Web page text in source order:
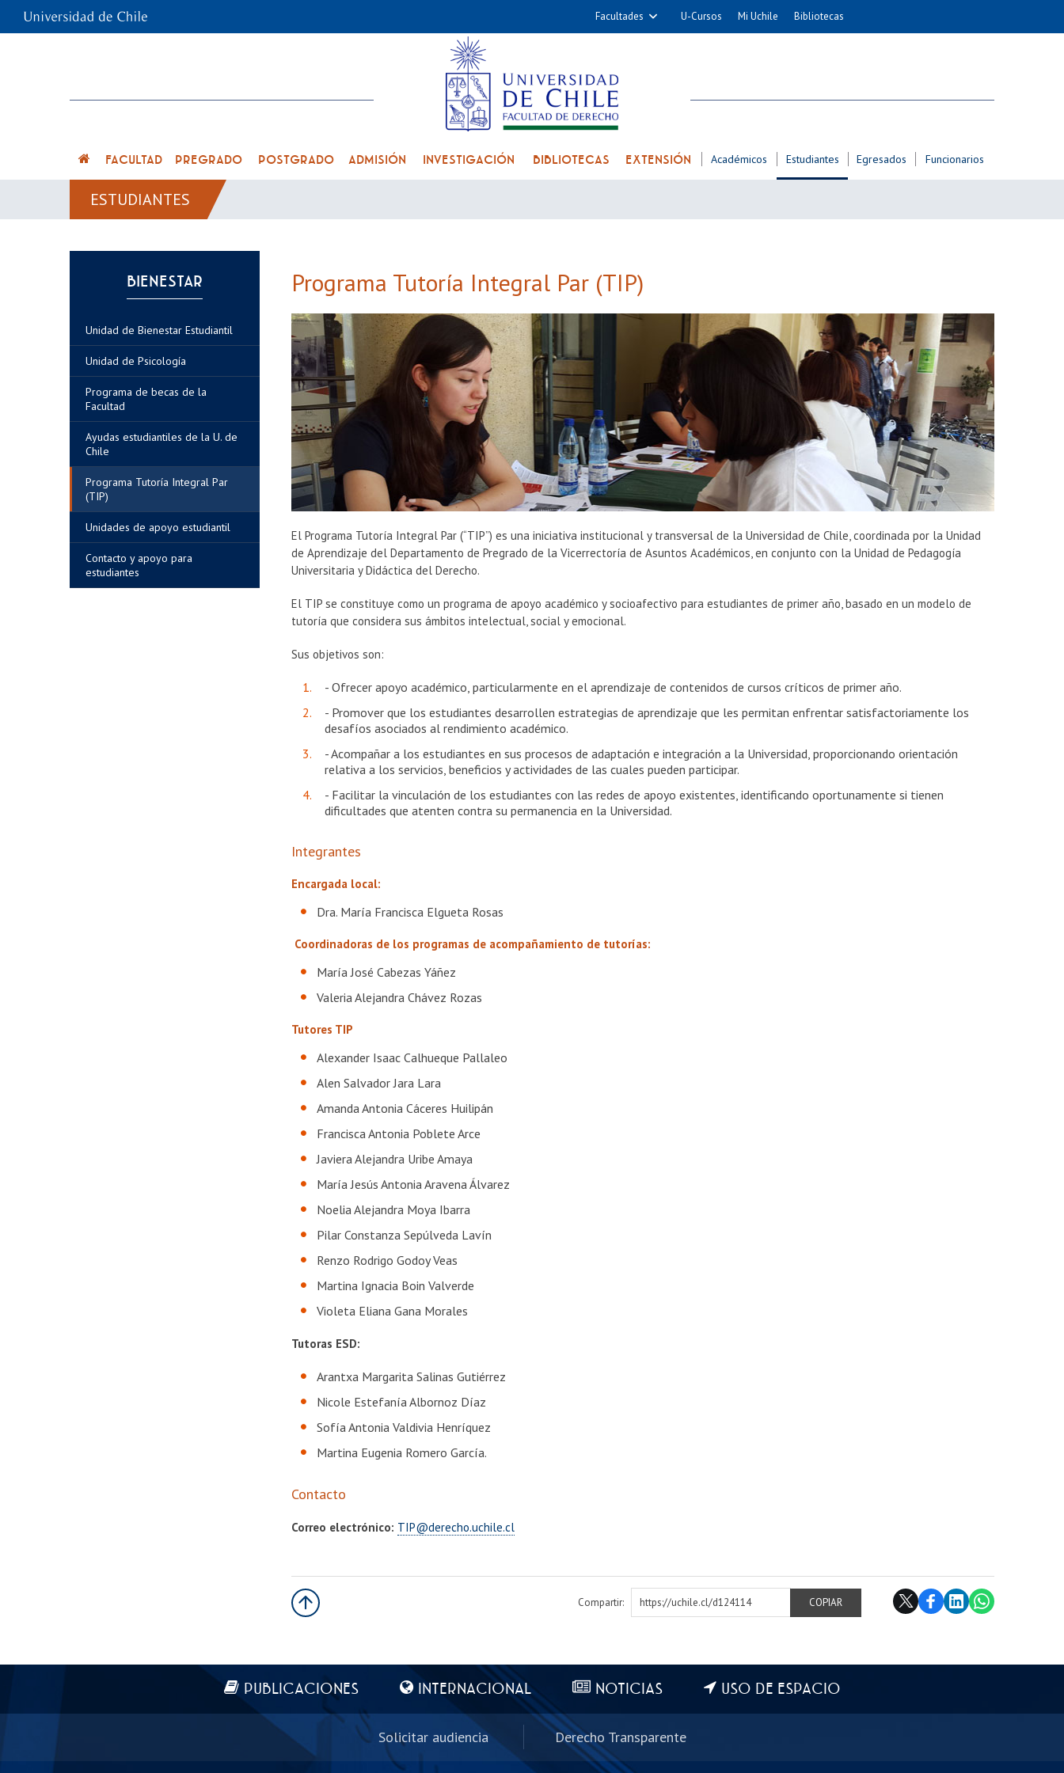
Facultades
Cs. Químicas y Farmacéuticas
Medicina
Odontología
Nutrición y Tecnología de
U-Cursos Mi Uchile Bibliotecas
FACULTAD PREGRADO POSTGRADO ADMISIÓN INVESTIGACIÓN BIBLIOTECAS EXTENSIÓN Académicos Estudiantes Egresados Funcionarios
ESTUDIANTES
BIENESTAR
Unidad de Bienestar Estudiantil
Unidad de Psicología
Programa de becas de la
Facultad
Ayudas estudiantiles de la U. de
Chile
Programa Tutoría Integral Par
(TIP)
Unidades de apoyo estudiantil
Contacto y apoyo para
estudiantes
Programa Tutoría Integral Par (TIP)
El Programa Tutoría Integral Par (“TIP”) es una iniciativa institucional y transversal de la Universidad de Chile, coordinada por la Unidad
de Aprendizaje del Departamento de Pregrado de la Vicerrectoría de Asuntos Académicos, en conjunto con la Unidad de Pedagogía
Universitaria y Didáctica del Derecho.
El TIP se constituye como un programa de apoyo académico y socioafectivo para estudiantes de primer año, basado en un modelo de
tutoría que considera sus ámbitos intelectual, social y emocional.
Sus objetivos son:
- Ofrecer apoyo académico, particularmente en el aprendizaje de contenidos de cursos críticos de primer año.
- Promover que los estudiantes desarrollen estrategias de aprendizaje que les permitan enfrentar satisfactoriamente los
desafíos asociados al rendimiento académico.
- Acompañar a los estudiantes en sus procesos de adaptación e integración a la Universidad, proporcionando orientación
relativa a los servicios, beneficios y actividades de las cuales pueden participar.
- Facilitar la vinculación de los estudiantes con las redes de apoyo existentes, identificando oportunamente si tienen
dificultades que atenten contra su permanencia en la Universidad.
Integrantes
Encargada local:
Dra. María Francisca Elgueta Rosas
Coordinadoras de los programas de acompañamiento de tutorías:
María José Cabezas Yáñez
Valeria Alejandra Chávez Rozas
Tutores TIP
Alexander Isaac Calhueque Pallaleo
Alen Salvador Jara Lara
Amanda Antonia Cáceres Huilipán
Francisca Antonia Poblete Arce
Javiera Alejandra Uribe Amaya
María Jesús Antonia Aravena Álvarez
Noelia Alejandra Moya Ibarra
Pilar Constanza Sepúlveda Lavín
Renzo Rodrigo Godoy Veas
Martina Ignacia Boin Valverde
Violeta Eliana Gana Morales
Tutoras ESD:
Arantxa Margarita Salinas Gutiérrez
Nicole Estefanía Albornoz Díaz
Sofía Antonia Valdivia Henríquez
Martina Eugenia Romero García.
Contacto
Correo electrónico: TIP@derecho.uchile.cl
Compartir:
https://uchile.cl/d124114
COPIAR
PUBLICACIONES INTERNACIONAL NOTICIAS USO DE ESPACIO
Solicitar audiencia Derecho Transparente